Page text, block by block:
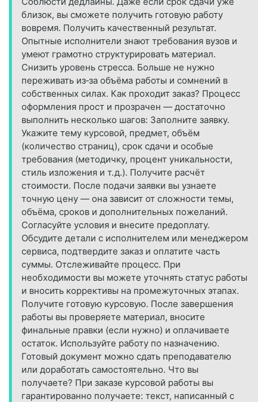
близок, вы сможете получить готовую работу
вовремя. Получить качественный результат.
Опытные исполнители знают требования вузов и
умеют грамотно структурировать материал.
Снизить уровень стресса. Больше не нужно
переживать из‑за объёма работы и сомнений в
собственных силах. Как проходит заказ? Процесс
оформления прост и прозрачен — достаточно
выполнить несколько шагов: Заполните заявку.
Укажите тему курсовой, предмет, объём
(количество страниц), срок сдачи и особые
требования (методичку, процент уникальности,
стиль изложения и т. д.). Получите расчёт
стоимости. После подачи заявки вы узнаете
точную цену — она зависит от сложности темы,
объёма, сроков и дополнительных пожеланий.
Согласуйте условия и внесите предоплату.
Обсудите детали с исполнителем или менеджером
сервиса, подтвердите заказ и оплатите часть
суммы. Отслеживайте процесс. При
необходимости вы можете уточнять статус работы
и вносить коррективы на промежуточных этапах.
Получите готовую курсовую. После завершения
работы вы проверяете материал, вносите
финальные правки (если нужно) и оплачиваете
остаток. Используйте работу по назначению.
Готовый документ можно сдать преподавателю
или доработать самостоятельно. Что вы
получаете? При заказе курсовой работы вы
гарантированно получаете: текст, написанный с